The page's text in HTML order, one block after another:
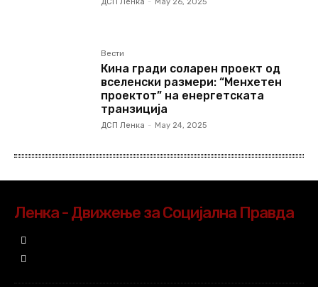
Вести
Кина гради соларен проект од
вселенски размери: “Менхетен
проектот” на енергетската
транзиција
ДСП Ленка - May 24, 2025
Ленка - Движење за Социјална Правда